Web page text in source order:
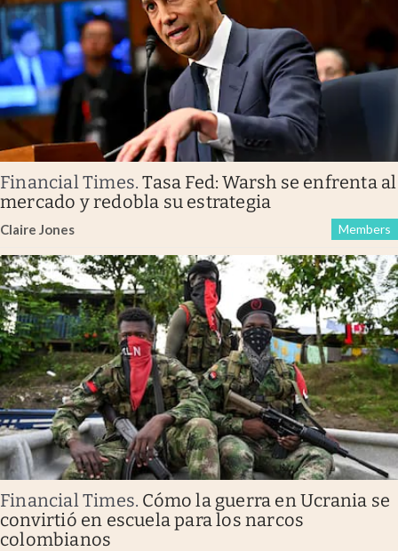
Financial Times.Tasa Fed: Warsh se enfrenta al
mercado y redobla su estrategia
Claire Jones Members
Financial Times. Cómo la guerra en Ucrania se
convirtió en escuela para los narcos
colombianos